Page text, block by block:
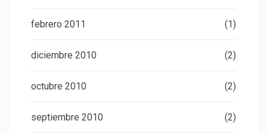
febrero 2011 (1)
diciembre 2010 (2)
octubre 2010 (2)
septiembre 2010 (2)